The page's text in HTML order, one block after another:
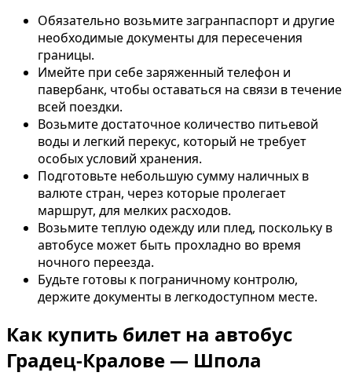
Обязательно возьмите загранпаспорт и другие
необходимые документы для пересечения
границы.
Имейте при себе заряженный телефон и
павербанк, чтобы оставаться на связи в течение
всей поездки.
Возьмите достаточное количество питьевой
воды и легкий перекус, который не требует
особых условий хранения.
Подготовьте небольшую сумму наличных в
валюте стран, через которые пролегает
маршрут, для мелких расходов.
Возьмите теплую одежду или плед, поскольку в
автобусе может быть прохладно во время
ночного переезда.
Будьте готовы к пограничному контролю,
держите документы в легкодоступном месте.
Как купить билет на автобус
Градец-Кралове — Шпола